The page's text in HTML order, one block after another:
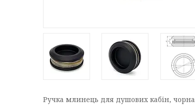
Ручка млинець для душових кабін, чорна